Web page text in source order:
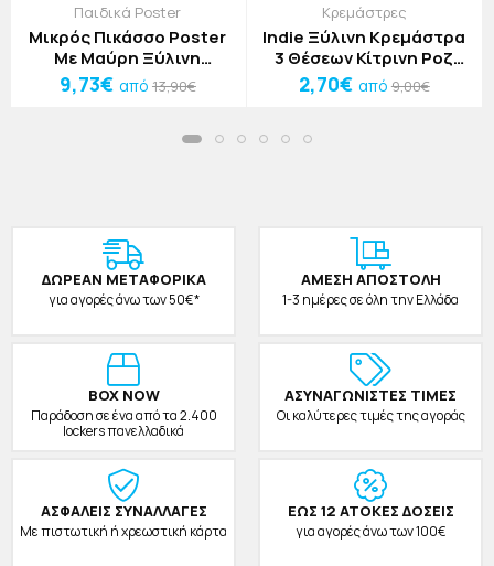
Παιδικά Poster
Μικρός Πικάσσο Poster
Με Μαύρη Ξύλινη
Κορνίζα 15x20cm
9,73€ από 13,90€
Κρεμάστρες
Indie Ξύλινη Κρεμάστρα
3 Θέσεων Κίτρινη Ροζ
Πράσινη 40x10x1.5cm
2,70€ από 9,00€
ΔΩΡΕAΝ ΜΕΤΑΦΟΡΙΚΑ
για αγορές άνω των 50€*
ΑΜΕΣΗ ΑΠΟΣΤΟΛΗ
1-3 ημέρες σε όλη την Ελλάδα
BOX NOW
Παράδοση σε ένα από τα 2.400
lockers πανελλαδικά
ΑΣΥΝΑΓΩΝΙΣΤΕΣ ΤΙΜΕΣ
Οι καλύτερες τιμές της αγοράς
ΑΣΦΑΛΕΙΣ ΣΥΝΑΛΛΑΓΕΣ
Με πιστωτική ή χρεωστική κάρτα
ΕΩΣ 12 ΑΤΟΚΕΣ ΔΟΣΕΙΣ
για αγορές άνω των 100€